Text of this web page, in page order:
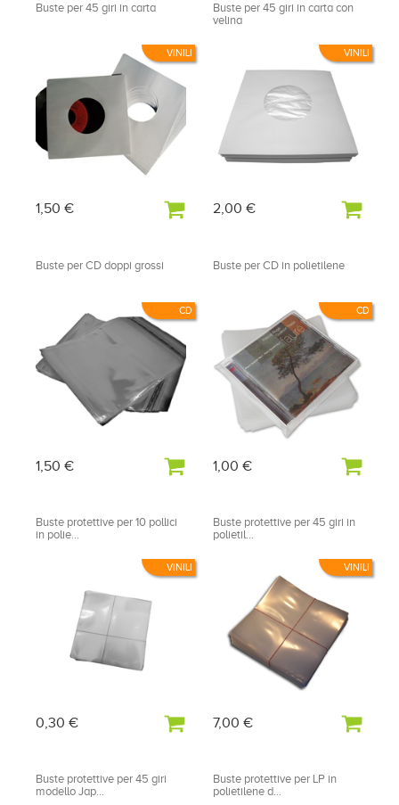
VINILI
Buste per 45 giri in carta
1,50 €
VINILI
Buste per 45 giri in carta con
velina
2,00 €
CD
Buste per CD doppi grossi
1,50 €
CD
Buste per CD in polietilene
1,00 €
VINILI
Buste protettive per 10 pollici
in polie...
0,30 €
VINILI
Buste protettive per 45 giri in
polietil...
7,00 €
Buste protettive per 45 giri
modello Jap...
Buste protettive per LP in
polietilene d...